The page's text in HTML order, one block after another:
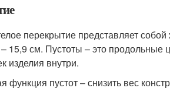
перекрытие представляет
– 15,9 см. Пустоты – это продольные
изделия внутри.
функция пустот – снизить вес